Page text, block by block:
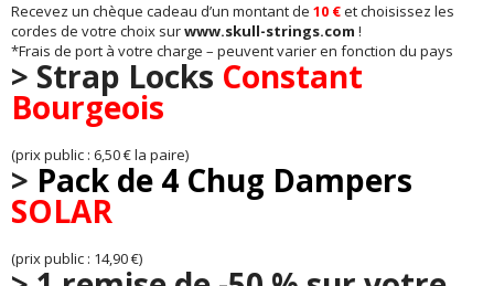
Recevez un chèque cadeau d’un montant de 10 €et choisissez les
cordes de votre choix surwww.skull-strings.com !
*Frais de port à votre charge – peuvent varier en fonction du pays
> Strap Locks Constant
Bourgeois
(prix public : 6,50 € la paire)
> Pack de 4 Chug Dampers
SOLAR
(prix public : 14,90 €)